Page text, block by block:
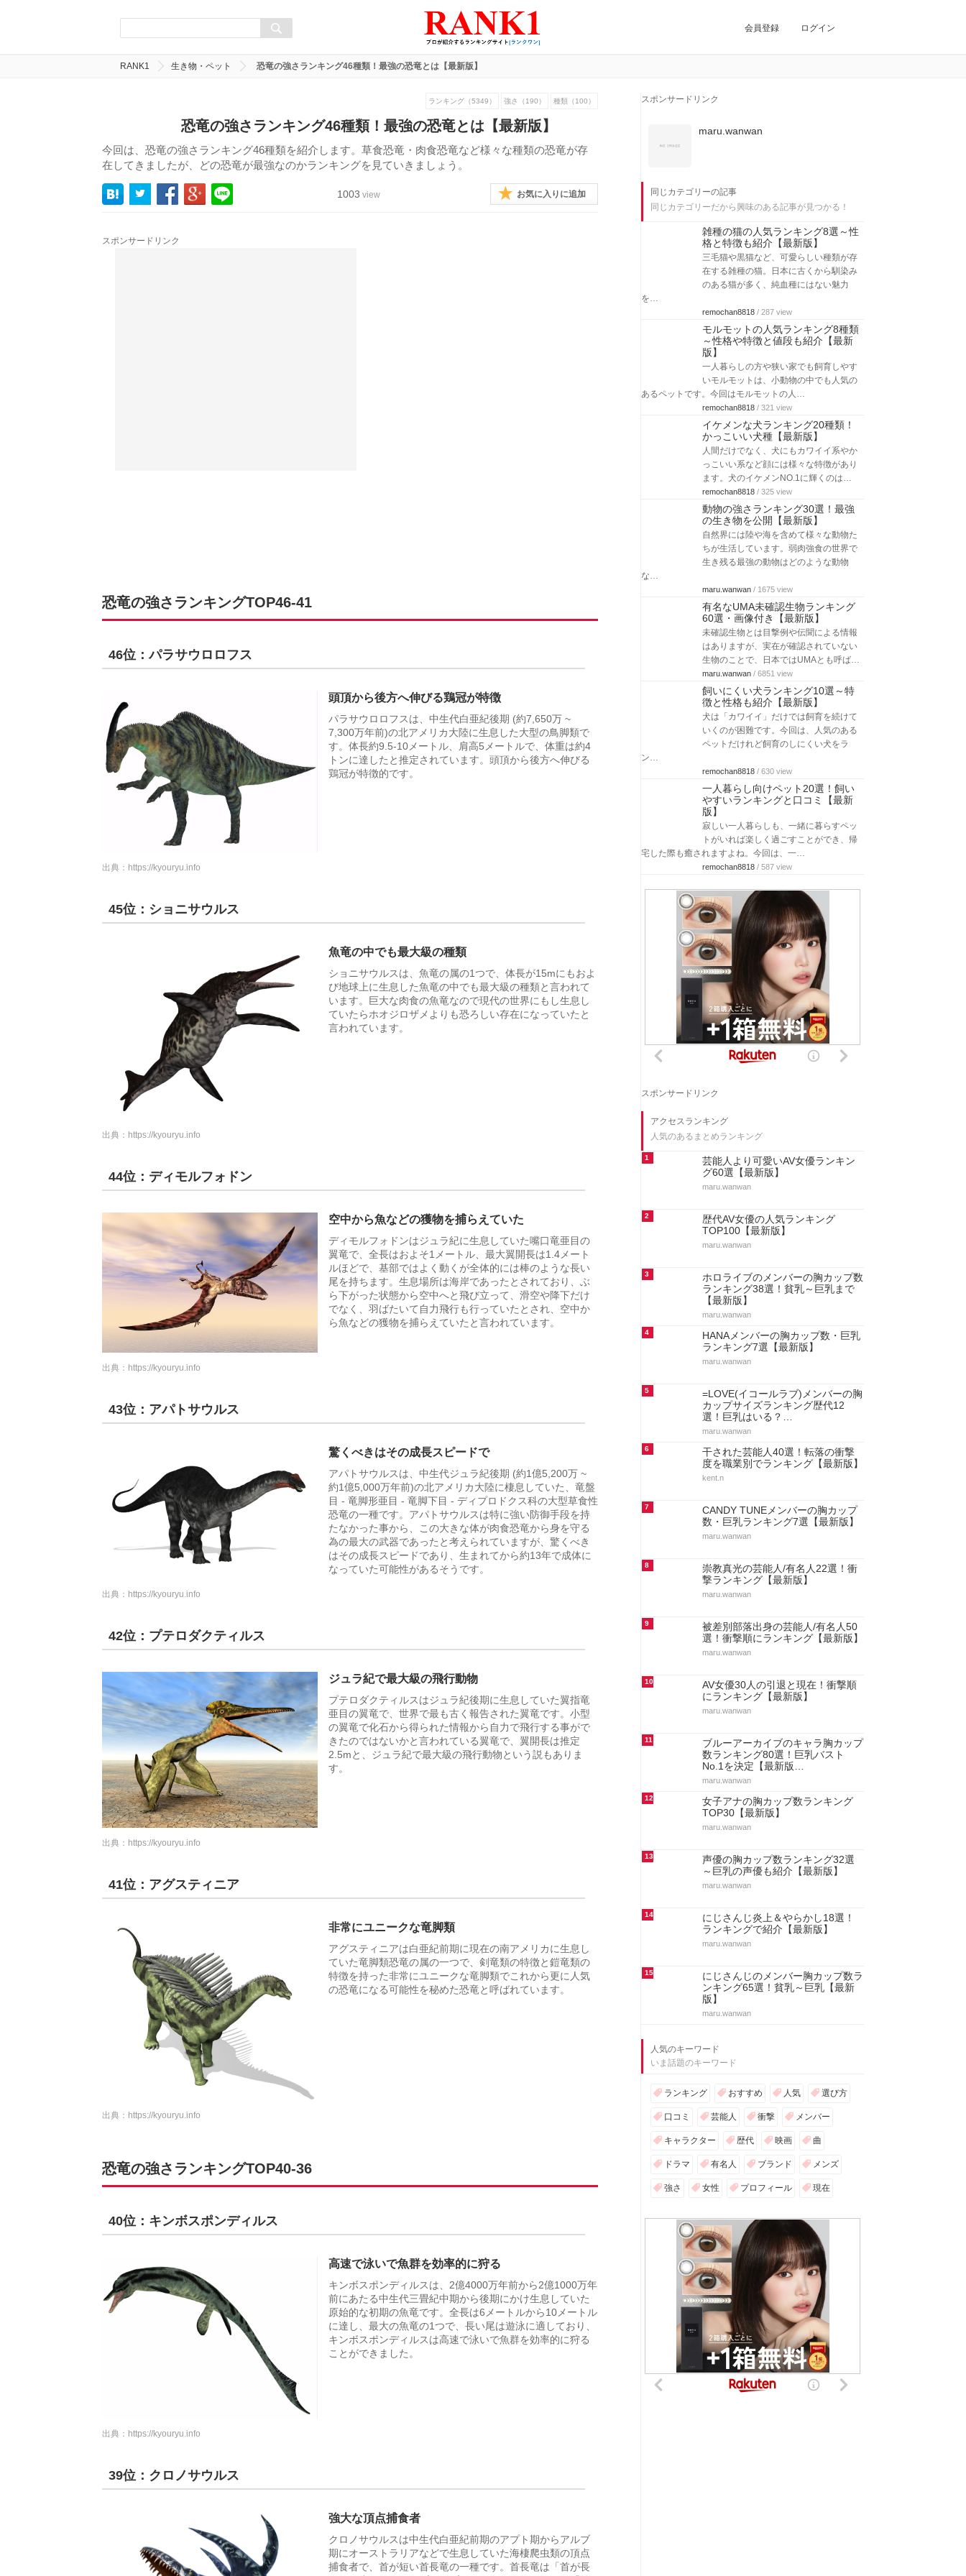
会員登録 ログイン
RANK1 生き物・ペット 恐竜の強さランキング46種類！最強の恐竜とは【最新版】
ランキング（5349） 強さ（190） 種類（100）
恐竜の強さランキング46種類！最強の恐竜とは【最新版】
今回は、恐竜の強さランキング46種類を紹介します。草食恐竜・肉食恐竜など様々な種類の恐竜が存
在してきましたが、どの恐竜が最強なのかランキングを見ていきましょう。
1003 view お気に入りに追加
スポンサードリンク
恐竜の強さランキングTOP46-41
46位：パラサウロロフス
頭頂から後方へ伸びる鶏冠が特徴
パラサウロロフスは、中生代白亜紀後期 (約7,650万 ~
7,300万年前)の北アメリカ大陸に生息した大型の鳥脚類で
す。体長約9.5-10メートル、肩高5メートルで、体重は約4
トンに達したと推定されています。頭頂から後方へ伸びる
鶏冠が特徴的です。
出典： https://kyouryu.info
45位：ショニサウルス
魚竜の中でも最大級の種類
ショニサウルスは、魚竜の属の1つで、体長が15mにもおよ
び地球上に生息した魚竜の中でも最大級の種類と言われて
います。巨大な肉食の魚竜なので現代の世界にもし生息し
ていたらホオジロザメよりも恐ろしい存在になっていたと
言われています。
出典： https://kyouryu.info
44位：ディモルフォドン
空中から魚などの獲物を捕らえていた
ディモルフォドンはジュラ紀に生息していた嘴口竜亜目の
翼竜で、全長はおよそ1メートル、最大翼開長は1.4メート
ルほどで、基部ではよく動くが全体的には棒のような長い
尾を持ちます。生息場所は海岸であったとされており、ぶ
ら下がった状態から空中へと飛び立って、滑空や降下だけ
でなく、羽ばたいて自力飛行も行っていたとされ、空中か
ら魚などの獲物を捕らえていたと言われています。
出典： https://kyouryu.info
43位：アパトサウルス
驚くべきはその成長スピードで
アパトサウルスは、中生代ジュラ紀後期 (約1億5,200万 ~
約1億5,000万年前)の北アメリカ大陸に棲息していた、竜盤
目 - 竜脚形亜目 - 竜脚下目 - ディプロドクス科の大型草食性
恐竜の一種です。アパトサウルスは特に強い防御手段を持
たなかった事から、この大きな体が肉食恐竜から身を守る
為の最大の武器であったと考えられていますが、驚くべき
はその成長スピードであり、生まれてから約13年で成体に
なっていた可能性があるそうです。
出典： https://kyouryu.info
42位：プテロダクティルス
ジュラ紀で最大級の飛行動物
プテロダクティルスはジュラ紀後期に生息していた翼指竜
亜目の翼竜で、世界で最も古く報告された翼竜です。小型
の翼竜で化石から得られた情報から自力で飛行する事がで
きたのではないかと言われている翼竜で、翼開長は推定
2.5mと、ジュラ紀で最大級の飛行動物という説もありま
す。
出典： https://kyouryu.info
41位：アグスティニア
非常にユニークな竜脚類
アグスティニアは白亜紀前期に現在の南アメリカに生息し
ていた竜脚類恐竜の属の一つで、剣竜類の特徴と鎧竜類の
特徴を持った非常にユニークな竜脚類でこれから更に人気
の恐竜になる可能性を秘めた恐竜と呼ばれています。
出典： https://kyouryu.info
恐竜の強さランキングTOP40-36
40位：キンボスポンディルス
高速で泳いで魚群を効率的に狩る
キンボスポンディルスは、2億4000万年前から2億1000万年
前にあたる中生代三畳紀中期から後期にかけ生息していた
原始的な初期の魚竜です。全長は6メートルから10メートル
に達し、最大の魚竜の1つで、長い尾は遊泳に適しており、
キンボスポンディルスは高速で泳いで魚群を効率的に狩る
ことができました。
出典： https://kyouryu.info
39位：クロノサウルス
強大な頂点捕食者
クロノサウルスは中生代白亜紀前期のアプト期からアルブ
期にオーストラリアなどで生息していた海棲爬虫類の頂点
捕食者で、首が短い首長竜の一種です。首長竜は「首が長
スポンサードリンク
maru.wanwan
同じカテゴリーの記事
同じカテゴリーだから興味のある記事が見つかる！
雑種の猫の人気ランキング8選～性
格と特徴も紹介【最新版】
三毛猫や黒猫など、可愛らしい種類が存
在する雑種の猫。日本に古くから馴染み
のある猫が多く、純血種にはない魅力
を…
remochan8818 / 287 view
モルモットの人気ランキング8種類
～性格や特徴と値段も紹介【最新
版】
一人暮らしの方や狭い家でも飼育しやす
いモルモットは、小動物の中でも人気の
あるペットです。今回はモルモットの人…
remochan8818 / 321 view
イケメンな犬ランキング20種類！
かっこいい犬種【最新版】
人間だけでなく、犬にもカワイイ系やか
っこいい系など顔には様々な特徴があり
ます。犬のイケメンNO.1に輝くのは…
remochan8818 / 325 view
動物の強さランキング30選！最強
の生き物を公開【最新版】
自然界には陸や海を含めて様々な動物た
ちが生活しています。弱肉強食の世界で
生き残る最強の動物はどのような動物
な…
maru.wanwan / 1675 view
有名なUMA未確認生物ランキング
60選・画像付き【最新版】
未確認生物とは目撃例や伝聞による情報
はありますが、実在が確認されていない
生物のことで、日本ではUMAとも呼ば…
maru.wanwan / 6851 view
飼いにくい犬ランキング10選～特
徴と性格も紹介【最新版】
犬は「カワイイ」だけでは飼育を続けて
いくのが困難です。今回は、人気のある
ペットだけれど飼育のしにくい犬をラ
ン…
remochan8818 / 630 view
一人暮らし向けペット20選！飼い
やすいランキングと口コミ【最新
版】
寂しい一人暮らしも、一緒に暮らすペッ
トがいれば楽しく過ごすことができ、帰
宅した際も癒されますよね。今回は、一…
remochan8818 / 587 view
スポンサードリンク
アクセスランキング
人気のあるまとめランキング
1
芸能人より可愛いAV女優ランキン
グ60選【最新版】
maru.wanwan
2
歴代AV女優の人気ランキング
TOP100【最新版】
maru.wanwan
3
ホロライブのメンバーの胸カップ数
ランキング38選！貧乳～巨乳まで
【最新版】
maru.wanwan
4
HANAメンバーの胸カップ数・巨乳
ランキング7選【最新版】
maru.wanwan
5
=LOVE(イコールラブ)メンバーの胸
カップサイズランキング歴代12
選！巨乳はいる？…
maru.wanwan
6
干された芸能人40選！転落の衝撃
度を職業別でランキング【最新版】
kent.n
7
CANDY TUNEメンバーの胸カップ
数・巨乳ランキング7選【最新版】
maru.wanwan
8
崇教真光の芸能人/有名人22選！衝
撃ランキング【最新版】
maru.wanwan
9
被差別部落出身の芸能人/有名人50
選！衝撃順にランキング【最新版】
maru.wanwan
10
AV女優30人の引退と現在！衝撃順
にランキング【最新版】
maru.wanwan
11
ブルーアーカイブのキャラ胸カップ
数ランキング80選！巨乳バスト
No.1を決定【最新版…
maru.wanwan
12
女子アナの胸カップ数ランキング
TOP30【最新版】
maru.wanwan
13
声優の胸カップ数ランキング32選
～巨乳の声優も紹介【最新版】
maru.wanwan
14
にじさんじ炎上＆やらかし18選！
ランキングで紹介【最新版】
maru.wanwan
15
にじさんじのメンバー胸カップ数ラ
ンキング65選！貧乳～巨乳【最新
版】
maru.wanwan
人気のキーワード
いま話題のキーワード
ランキング おすすめ 人気 選び方
口コミ 芸能人 衝撃 メンバー
キャラクター 歴代 映画 曲
ドラマ 有名人 ブランド メンズ
強さ 女性 プロフィール 現在